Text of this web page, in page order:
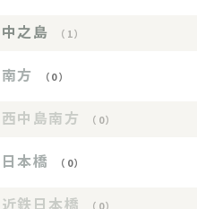
中之島 （1）
南方 （0）
西中島南方 （0）
日本橋 （0）
近鉄日本橋 （0）